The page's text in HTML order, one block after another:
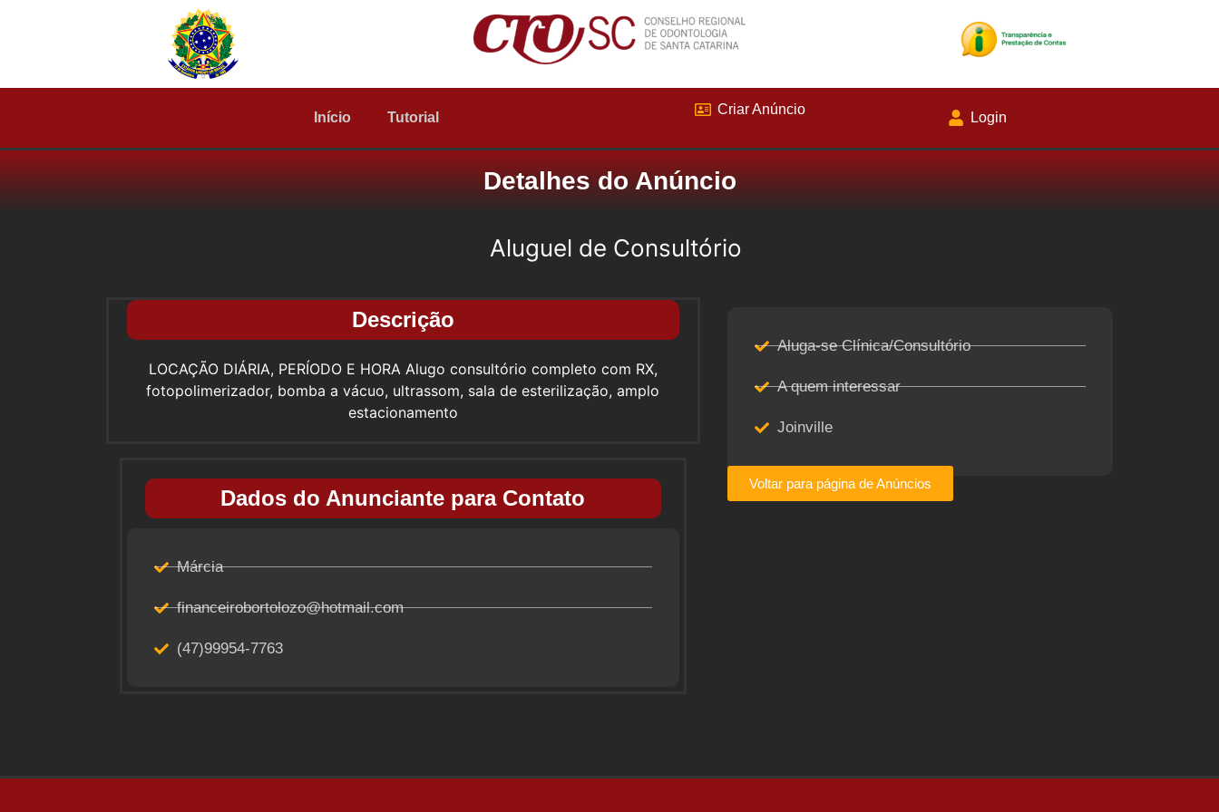
Início Tutorial
Criar Anúncio
Login
Detalhes do Anúncio
Aluguel de Consultório
Descrição
LOCAÇÃO DIÁRIA, PERÍODO E HORA Alugo consultório completo com RX,
fotopolimerizador, bomba a vácuo, ultrassom, sala de esterilização, amplo
estacionamento
Dados do Anunciante para Contato
Márcia
financeirobortolozo@hotmail.com
(47)99954-7763
Aluga-se Clínica/Consultório
A quem interessar
Joinville
Voltar para página de Anúncios